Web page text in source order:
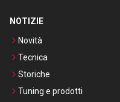
NOTIZIE
Novità
Tecnica
Storiche
Tuning e prodotti